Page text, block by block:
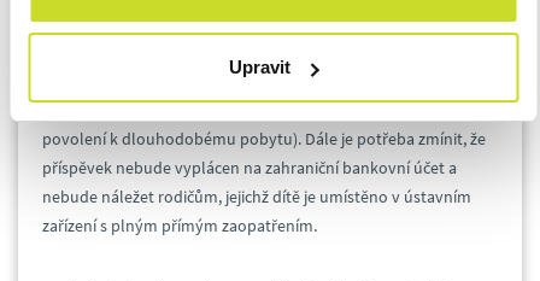
Upravit
Kromě příjmů stanovilo Ministerstvo práce a sociálních věcí i
jednorázový příspěvek splněny. Za prvé je nutné, aby
povolení k dlouhodobému pobytu). Dále je potřeba zmínit, že
příspěvek nebude vyplácen na zahraniční bankovní účet a
nebude náležet rodičům, jejichž dítě je umístěno v ústavním
zařízení s plným přímým zaopatřením.